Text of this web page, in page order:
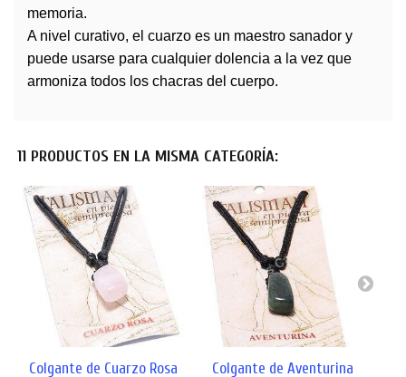
memoria.
A nivel curativo, el cuarzo es un maestro sanador y
puede usarse para cualquier dolencia a la vez que
armoniza todos los chacras del cuerpo.
11 PRODUCTOS EN LA MISMA CATEGORÍA:
Colgante de Cuarzo Rosa Colgante de Aventurina